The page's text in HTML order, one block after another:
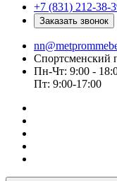
+7 (831) 212-38-
Заказать звонок
Спортсменский
Пн-Чт: 9:00 -
Пт: 9:00-17:00